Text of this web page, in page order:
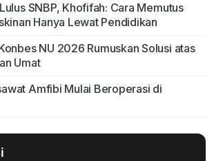
SNBP, Khofifah: Cara Memutus
Hanya Lewat Pendidikan
NU 2026 Rumuskan Solusi atas
Umat
Amfibi Mulai Beroperasi di